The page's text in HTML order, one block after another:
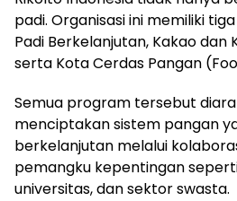
padi. Organisasi ini memiliki
Padi Berkelanjutan, Kakao dan
serta Kota Cerdas Pangan
Semua program tersebut
menciptakan sistem pangan
berkelanjutan melalui
pemangku kepentingan
universitas, dan sektor swasta.